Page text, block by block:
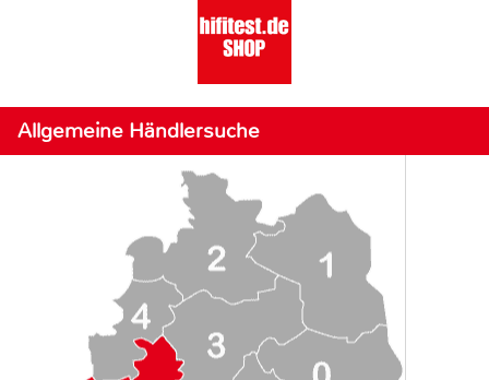
Allgemeine Händlersuche